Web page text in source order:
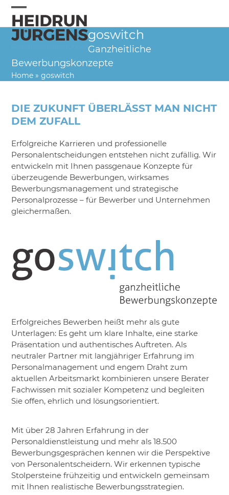
Skip
content
Open
mobile
Close
mobile
goswitch
Ganzheitliche
Bewerbungskonzepte
Home »goswitch
DIE ZUKUNFT ÜBERLÄSST MAN NICHT
DEM ZUFALL
Erfolgreiche Karrieren und professionelle
Personalentscheidungen entstehen nicht zufällig. Wir
entwickeln mit Ihnen passgenaue Konzepte für
überzeugende Bewerbungen, wirksames
Bewerbungsmanagement und strategische
Personalprozesse – für Bewerber und Unternehmen
gleichermaßen.
Erfolgreiches Bewerben heißt mehr als gute
Unterlagen: Es geht um klare Inhalte, eine starke
Präsentation und authentisches Auftreten. Als
neutraler Partner mit langjähriger Erfahrung im
Personalmanagement und engem Draht zum
aktuellen Arbeitsmarkt kombinieren unsere Berater
Fachwissen mit sozialer Kompetenz und begleiten
Sie offen, ehrlich und lösungsorientiert.
Mit über 28 Jahren Erfahrung in der
Personaldienstleistung und mehr als 18.500
Bewerbungsgesprächen kennen wir die Perspektive
von Personalentscheidern. Wir erkennen typische
Stolpersteine frühzeitig und entwickeln gemeinsam
mit Ihnen realistische Bewerbungsstrategien.